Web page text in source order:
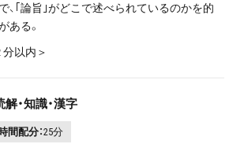
、｢論旨｣がどこで述べられているのかを的
ある。
分以内＞
解・知識・漢字
間配分：25分